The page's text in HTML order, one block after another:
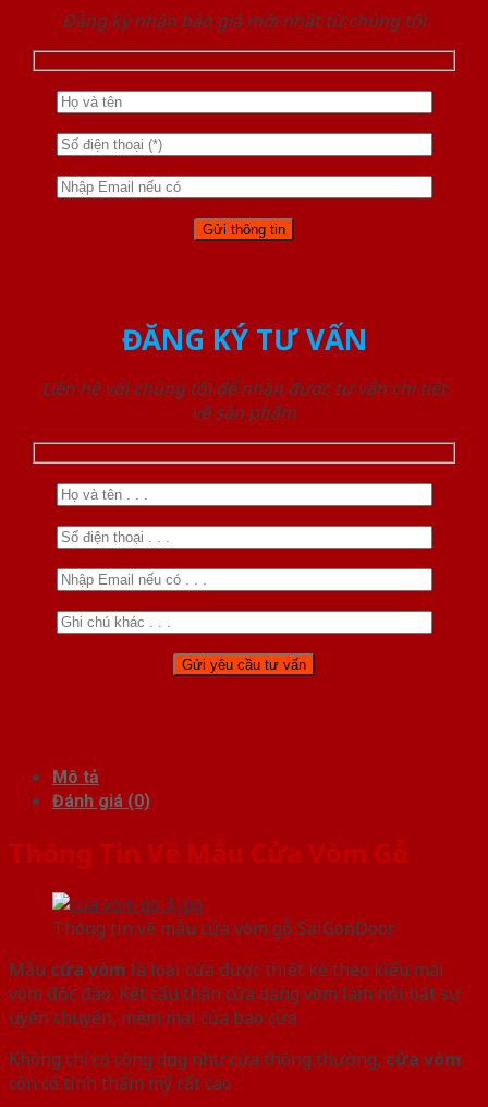
Đăng ký nhận báo giá mới nhất từ chúng tôi
ĐĂNG KÝ TƯ VẤN
Liên hệ với chúng tôi để nhận được tư vấn chi tiết
về sản phẩm
Mô tả
Đánh giá (0)
Thông Tin Về Mẫu Cửa Vòm Gỗ
Thông tin về mẫu cửa vòm gỗ SaiGonDoor
Mẫu cửa vòm là loại cửa được thiết kế theo kiểu mái
vòm độc đáo. Kết cấu thân cửa dạng vòm làm nổi bật sự
uyển chuyển, mềm mại của bao cửa
Không chỉ có công dụng như cửa thông thường, cửa vòm
còn có tính thẩm mỹ rất cao